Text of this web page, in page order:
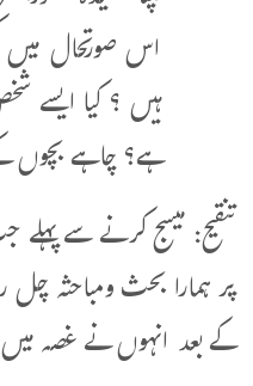
اس صورتحال میں
ہیں ؟ کیا ایسے
ہے؟ چاہے بچوں
تنقیح: میسج کرنے سے
پر ہمارا بحث ومباحثہ
کے بعد انہوں نے غصہ میں